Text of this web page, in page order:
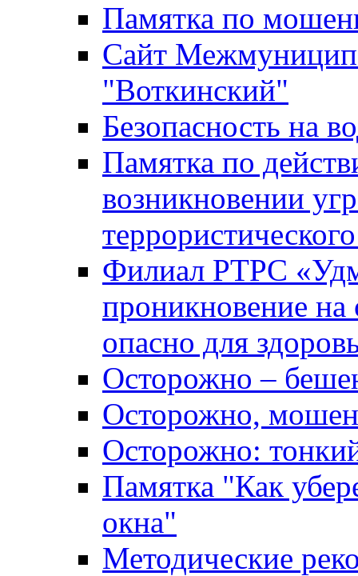
Памятка по
Сайт
"Воткинский"
Безопасность на
Памятка по
возникновении
Филиал РТРС
проникновение на
опасно для
Осторожно –
Осторожно,
Осторожно:
Памятка "Как
окна"
Методические